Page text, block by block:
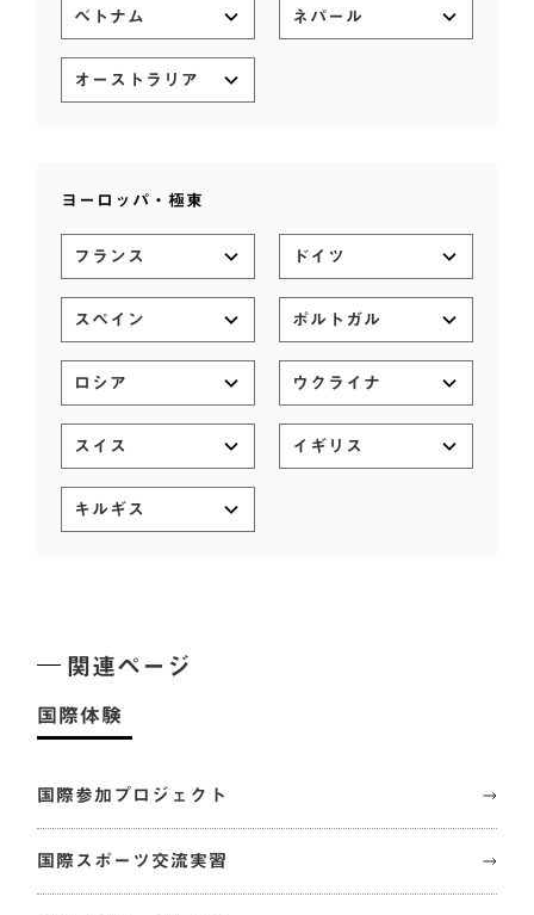
ベトナム ネパール
オーストラリア
ヨーロッパ・極東
フランス ドイツ
スペイン ポルトガル
ロシア ウクライナ
スイス イギリス
キルギス
関連ページ
国際体験
国際参加プロジェクト
国際スポーツ交流実習